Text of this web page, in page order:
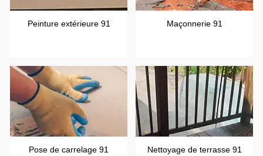
Peinture extérieure 91 Maçonnerie 91
Pose de carrelage 91 Nettoyage de terrasse 91